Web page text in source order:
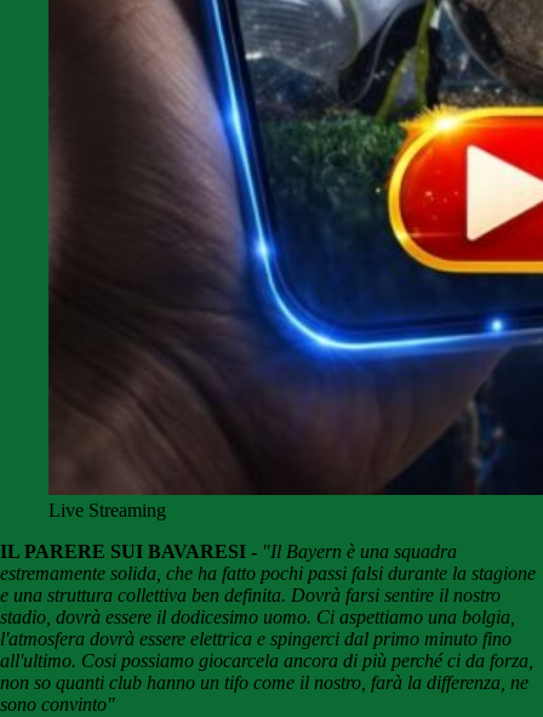
Live Streaming
IL PARERE SUI BAVARESI - "Il Bayern è una squadra
estremamente solida, che ha fatto pochi passi falsi durante la stagione
e una struttura collettiva ben definita. Dovrà farsi sentire il nostro
stadio, dovrà essere il dodicesimo uomo. Ci aspettiamo una bolgia,
l'atmosfera dovrà essere elettrica e spingerci dal primo minuto fino
all'ultimo. Cosi possiamo giocarcela ancora di più perché ci da forza,
non so quanti club hanno un tifo come il nostro, farà la differenza, ne
sono convinto"